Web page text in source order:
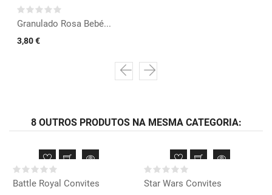
Granulado Rosa Bebé...
3,80 €
8 OUTROS PRODUTOS NA MESMA CATEGORIA:
Battle Royal Convites Star Wars Convites